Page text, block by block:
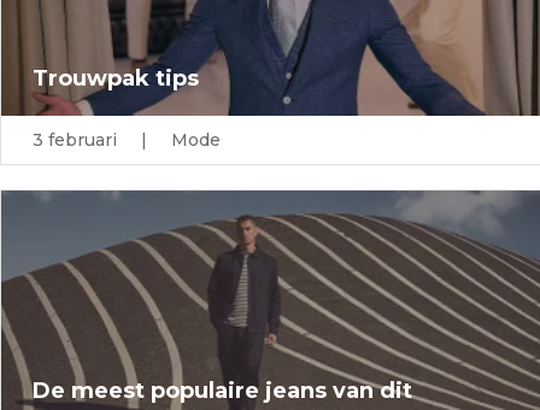
Trouwpak tips
3 februari | Mode
De meest populaire jeans van dit